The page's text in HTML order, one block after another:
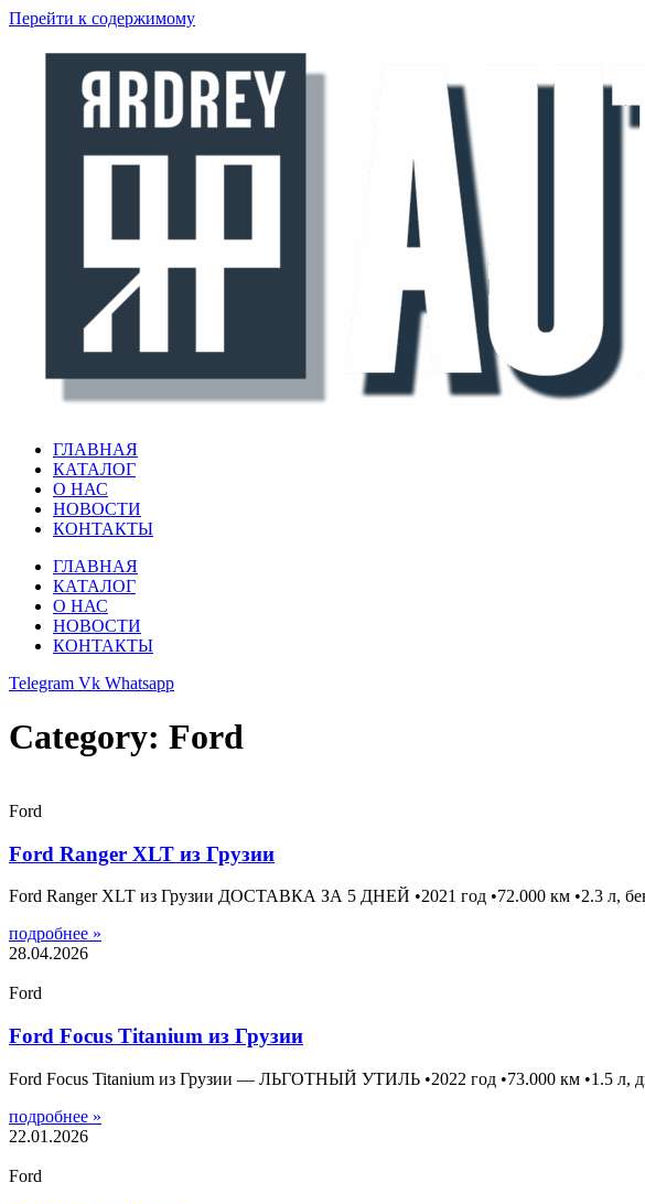
Перейти к содержимому
ГЛАВНАЯ
КАТАЛОГ
О НАС
НОВОСТИ
КОНТАКТЫ
ГЛАВНАЯ
КАТАЛОГ
О НАС
НОВОСТИ
КОНТАКТЫ
Telegram Vk Whatsapp
Category: Ford
Ford
Ford Ranger XLT из Грузии
Ford Ranger XLT из Грузии ДОСТАВКА ЗА 5 ДНЕЙ •2021 год •72.000 км •2.3 л,
подробнее »
28.04.2026
Ford
Ford Focus Titanium из Грузии
Ford Focus Titanium из Грузии — ЛЬГОТНЫЙ УТИЛЬ •2022 год •73.000 км •1.5 л,
подробнее »
22.01.2026
Ford